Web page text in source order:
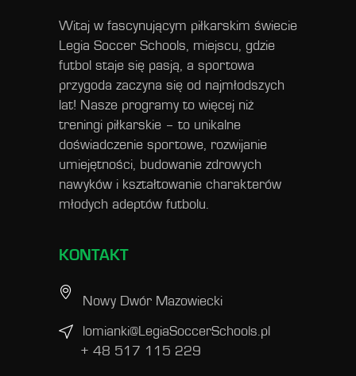
Witaj w fascynującym piłkarskim świecie
Legia Soccer Schools, miejscu, gdzie
futbol staje się pasją, a sportowa
przygoda zaczyna się od najmłodszych
lat! Nasze programy to więcej niż
treningi piłkarskie – to unikalne
doświadczenie sportowe, rozwijanie
umiejętności, budowanie zdrowych
nawyków i kształtowanie charakterów
młodych adeptów futbolu.
KONTAKT
Nowy Dwór Mazowiecki
lomianki@LegiaSoccerSchools.pl
+ 48 517 115 229